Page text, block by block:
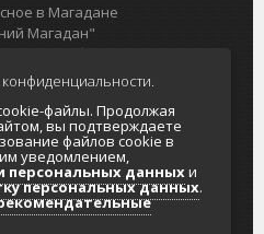
в Магадане
Магадан"
доска объявлений
туристический портал
в отношении обработки
данных
на обработку персональных
файлы. Продолжая
вы подтверждаете
файлов cookie в
уведомлением,
персональных данныхи
персональных данных.